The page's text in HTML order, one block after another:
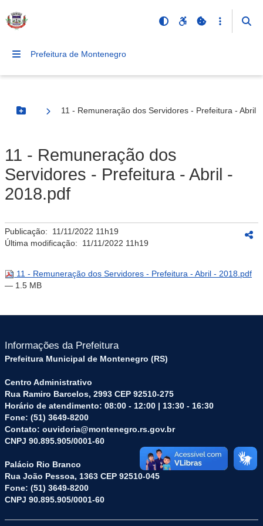
Prefeitura de Montenegro
Botão Menu
11 - Remuneração dos Servidores - Prefeitura - Abril
11 - Remuneração dos
Servidores - Prefeitura - Abril -
2018.pdf
Publicação: 11/11/2022 11h19
Última modificação: 11/11/2022 11h19
11 - Remuneração dos Servidores - Prefeitura - Abril - 2018.pdf
— 1.5 MB
Informações da Prefeitura
Prefeitura Municipal de Montenegro (RS)
Centro Administrativo
Rua Ramiro Barcelos, 2993 CEP 92510-275
Horário de atendimento: 08:00 - 12:00 | 13:30 - 16:30
Fone: (51) 3649-8200
Contato: ouvidoria@montenegro.rs.gov.br
CNPJ 90.895.905/0001-60
Palácio Rio Branco
Rua João Pessoa, 1363 CEP 92510-045
Fone: (51) 3649-8200
CNPJ 90.895.905/0001-60